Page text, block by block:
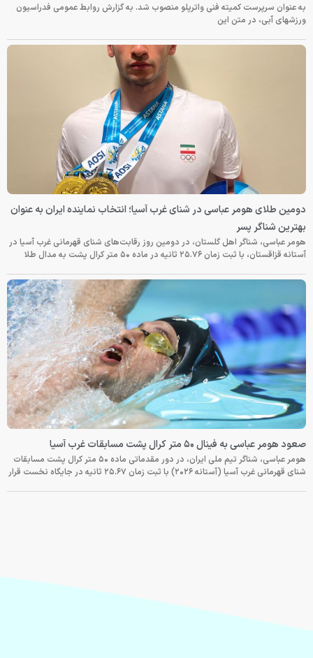
به عنوان سرپرست کمیته فنی واترپلو منصوب شد. به گزارش روابط عمومی فدراسیون
ورزشهای آبی، در متن این
دومین طلای هومر عباسی در شنای غرب آسیا؛ انتخاب نماینده ایران به عنوان
بهترین شناگر پسر
هومر عباسی، شناگر اهل گلستان، در دومین روز رقابت‌های شنای قهرمانی غرب آسیا در
آستانه قزاقستان، با ثبت زمان ۲۵.۷۶ ثانیه در ماده ۵۰ متر کرال پشت به مدال طلا
صعود هومر عباسی به فینال ۵۰ متر کرال پشت مسابقات غرب آسیا
هومر عباسی، شناگر تیم ملی ایران، در دور مقدماتی ماده ۵۰ متر کرال پشت مسابقات
شنای قهرمانی غرب آسیا (آستانه ۲۰۲۶) با ثبت زمان ۲۵.۶۷ ثانیه در جایگاه نخست قرار